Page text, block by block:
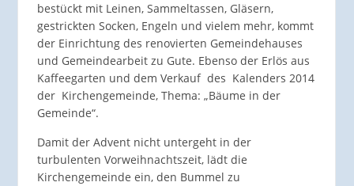
bestückt mit Leinen, Sammeltassen, Gläsern,
gestrickten Socken, Engeln und vielem mehr, kommt
der Einrichtung des renovierten Gemeindehauses
und Gemeindearbeit zu Gute. Ebenso der Erlös aus
Kaffeegarten und dem Verkauf des Kalenders 2014
der Kirchengemeinde, Thema: „Bäume in der
Gemeinde“.
Damit der Advent nicht untergeht in der
turbulenten Vorweihnachtszeit, lädt die
Kirchengemeinde ein, den Bummel zu